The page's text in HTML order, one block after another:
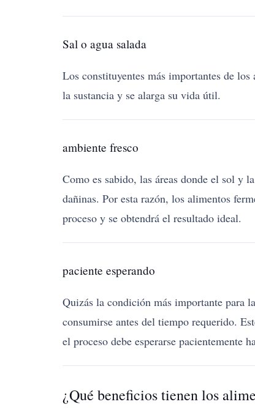
Sal o agua salada
Los constituyentes más importantes de
la sustancia y se alarga su vida útil.
ambiente fresco
Como es sabido, las áreas donde el sol y
dañinas. Por esta razón, los alimentos
proceso y se obtendrá el resultado ideal.
paciente esperando
Quizás la condición más importante para
consumirse antes del tiempo requerido.
el proceso debe esperarse pacientemente
¿Qué beneficios tienen los